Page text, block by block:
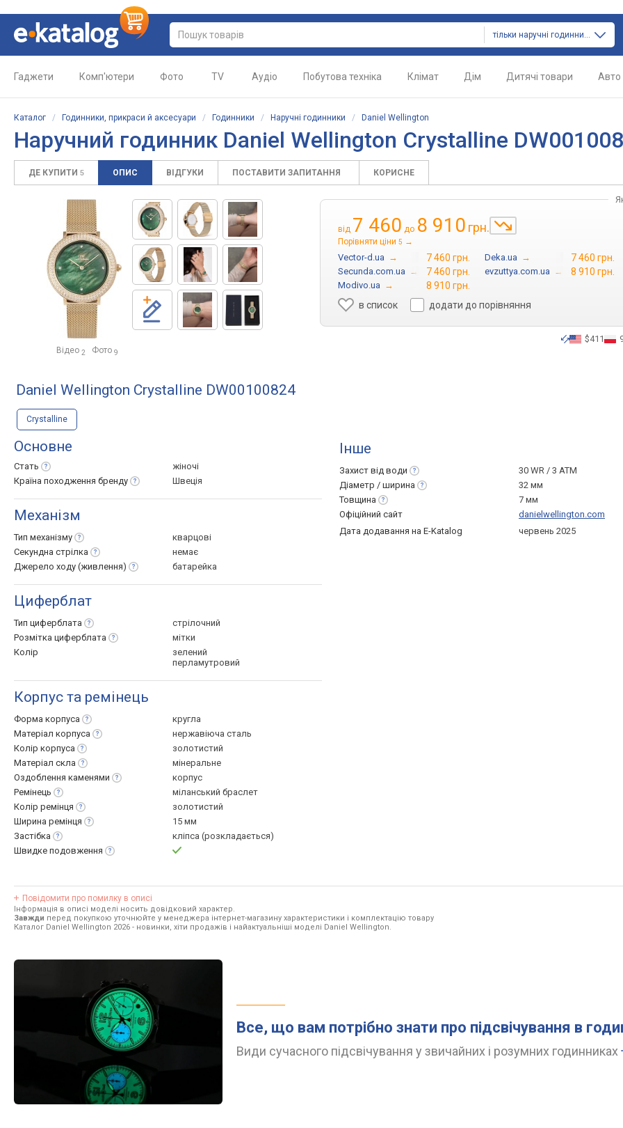
тільки наручні годинники
Гаджети Комп'ютери Фото TV Аудіо Побутова техніка Клімат Дім Дитячі товари Авто
Каталог / Годинники, прикраси й аксесуари / Годинники / Наручні годинники / Daniel Wellington
Наручний годинник Daniel Wellington Crystalline
ДЕ КУПИТИ 5 ОПИС ВІДГУКИ ПОСТАВИТИ ЗАПИТАННЯ КОРИСНЕ
Відео 2 Фото 9
від 7 460 до 8 910 грн.
Порівняти ціни 5 →
Vector-d.ua → 7 460 грн. Deka.ua → 7 460 грн.
Secunda.com.ua → 7 460 грн. evzuttya.com.ua → 8 910 грн.
Modivo.ua →
8 910 грн.
в список
додати до порівняння
$411
Daniel Wellington Crystalline DW00100824
Crystalline
Основне
Стать
жіночі
Країна походження бренду Швеція
Механізм
Тип механізму
кварцові
Секундна стрілка
немає
Джерело ходу (живлення) батарейка
Циферблат
Тип циферблата
стрілочний
Розмітка циферблата
мітки
Колір
зелений
перламутровий
Корпус та ремінець
Форма корпуса
кругла
Матеріал корпуса
нержавіюча сталь
Колір корпуса
золотистий
Матеріал скла
мінеральне
Оздоблення каменями
корпус
Ремінець
міланський браслет
Колір ремінця
золотистий
Ширина ремінця
15 мм
Застібка
кліпса (розкладається)
Швидке подовження
Інше
Захист від води
30 WR / 3 ATM
Діаметр / ширина
32 мм
Товщина
7 мм
Офіційний сайт
danielwellington.com
Дата додавання на E-Katalog
червень 2025
Повідомити про помилку в описі
Інформація в описі моделі носить довідковий характер.
Завжди перед покупкою уточнюйте у менеджера інтернет-магазину характеристики і комплектацію товару
Каталог Daniel Wellington 2026 - новинки, хіти продажів і найактуальніші моделі Daniel Wellington.
Все, що вам потрібно знати про підсвічування в
Види сучасного підсвічування у звичайних і розумних годинниках